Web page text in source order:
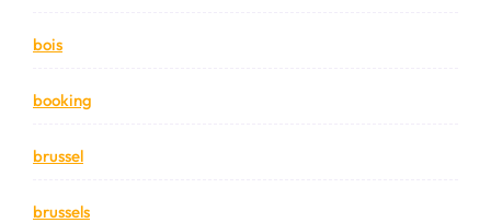
bois
booking
brussel
brussels